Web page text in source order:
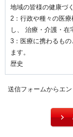
地域の皆様の健康づ
2：行政や種々の医
し、 治療・介護・在
3：医療に携わるも
ます。
歴史
送信フォームからエ